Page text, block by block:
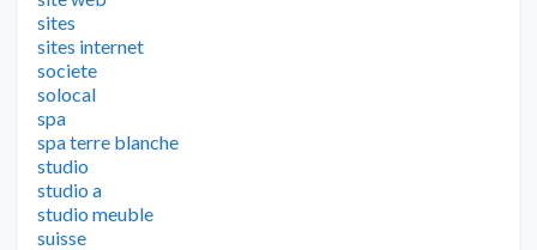
sites
sites internet
societe
solocal
spa
spa terre blanche
studio
studio a
studio meuble
suisse